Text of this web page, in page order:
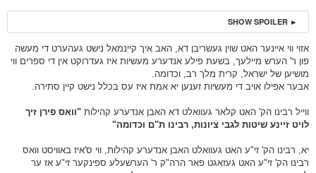
ס
ט► SHOW SPOILER
אזוי ווי איינער האט שוין געשריבן דא, האב איך קיינמאל נישט געהערט די מעשה
פון ר' הערש מיילעך, בשעת פילע אנדערע מעשיות איז געדרוקט אין די ספרים ווי
מושיען של ישראל, קרית מלך רב, וכדומה.
אבער אפילו אויב די מעשיות זענען יא אמת איז עס בכלל נישט קיין סתירה.
ווייל רבינו הק' האט קלאר געוואלט דא האבן אנדערע קהילות "וואס פירן זיך
לויט זיינע שיטות לגבי ציונות, רבינו ת"ם וכדומה"
יא, רבינו הק' זי"ע האט געוואלט האבן אנדערע קהילות, ווי ס'איז באוויסט וואס
רבינו הק' זי"ע האט געזאגט פאר הרה"ק ר' הערשעלע ספינקער זי"ע אז ער